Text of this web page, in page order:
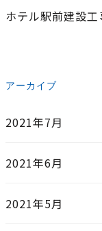
ホテル駅前建設工
アーカイブ
2021年7月
2021年6月
2021年5月